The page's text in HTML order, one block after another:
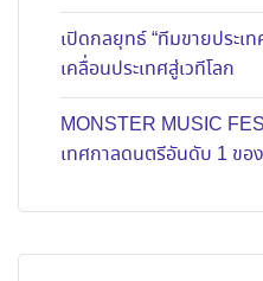
เปิดกลยุทธ์ “ทีมขายประเ
เคลื่อนประเทศสู่เวทีโลก
MONSTER MUSIC
เทศกาลดนตรีอันดับ 1 ขอ